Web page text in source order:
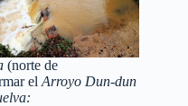
(norte de
el Arroyo Dun-dun